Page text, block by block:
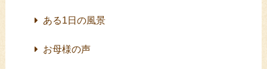
ある1日の風景
お母様の声